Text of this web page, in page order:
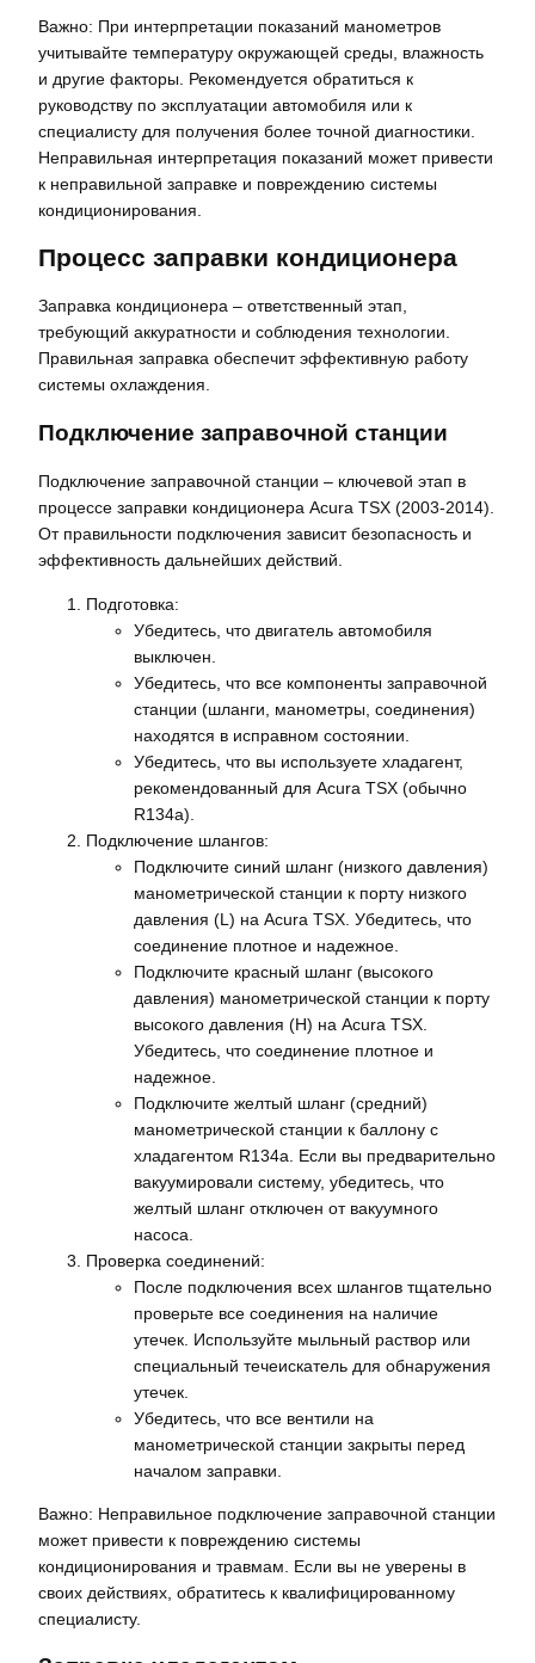
Важно: При интерпретации показаний манометров
учитывайте температуру окружающей среды, влажность
и другие факторы. Рекомендуется обратиться к
руководству по эксплуатации автомобиля или к
специалисту для получения более точной диагностики.
Неправильная интерпретация показаний может привести
к неправильной заправке и повреждению системы
кондиционирования.
Процесс заправки кондиционера
Заправка кондиционера – ответственный этап,
требующий аккуратности и соблюдения технологии.
Правильная заправка обеспечит эффективную работу
системы охлаждения.
Подключение заправочной станции
Подключение заправочной станции – ключевой этап в
процессе заправки кондиционера Acura TSX (2003-2014).
От правильности подключения зависит безопасность и
эффективность дальнейших действий.
Подготовка:
Убедитесь, что двигатель автомобиля
выключен.
Убедитесь, что все компоненты заправочной
станции (шланги, манометры, соединения)
находятся в исправном состоянии.
Убедитесь, что вы используете хладагент,
рекомендованный для Acura TSX (обычно
R134a).
Подключение шлангов:
Подключите синий шланг (низкого давления)
манометрической станции к порту низкого
давления (L) на Acura TSX. Убедитесь, что
соединение плотное и надежное.
Подключите красный шланг (высокого
давления) манометрической станции к порту
высокого давления (H) на Acura TSX.
Убедитесь, что соединение плотное и
надежное.
Подключите желтый шланг (средний)
манометрической станции к баллону с
хладагентом R134a. Если вы предварительно
вакуумировали систему, убедитесь, что
желтый шланг отключен от вакуумного
насоса.
Проверка соединений:
После подключения всех шлангов тщательно
проверьте все соединения на наличие
утечек. Используйте мыльный раствор или
специальный течеискатель для обнаружения
утечек.
Убедитесь, что все вентили на
манометрической станции закрыты перед
началом заправки.
Важно: Неправильное подключение заправочной станции
может привести к повреждению системы
кондиционирования и травмам. Если вы не уверены в
своих действиях, обратитесь к квалифицированному
специалисту.